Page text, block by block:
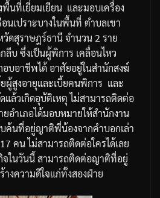
พื้นที่เยี่ยมเยียน และมอบเครื่อง
นเปราะบางในพื้นที่ ตำบลเขา
วัดสุราษฎร์ธานีจำนวน 2 ราย
ลีบซึ่งเป็นผู้พิการ เคลื่อนไหว
อบอาชีพได้อาศัยอยู่ในสำนักสงฆ์
ผู้สูงอายุและเบี้ยคนพิการ และ
แล้วเกิดอุบัติเหตุ ไม่สามารถติดต่อ
ยอำเภอได้มอบหมายให้สำนักงาน
ค้นที่อยู่ญาติพี่น้องจากคำบอกเล่า
17 คนไม่สามารถติดต่อใครได้เลย
ในวันนี้สามารถติดต่อญาติที่อยู่
างความดีใจแก่ทั้งสองฝ่าย